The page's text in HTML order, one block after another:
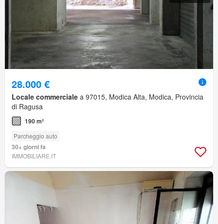
28.000 €
Locale commerciale a 97015, Modica Alta, Modica, Provincia
di Ragusa
190 m²
Parcheggio auto
30+ giorni fa
IMMOBILIARE.IT